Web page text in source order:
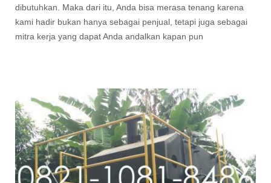
dibutuhkan. Maka dari itu, Anda bisa merasa tenang karena
kami hadir bukan hanya sebagai penjual, tetapi juga sebagai
mitra kerja yang dapat Anda andalkan kapan pun